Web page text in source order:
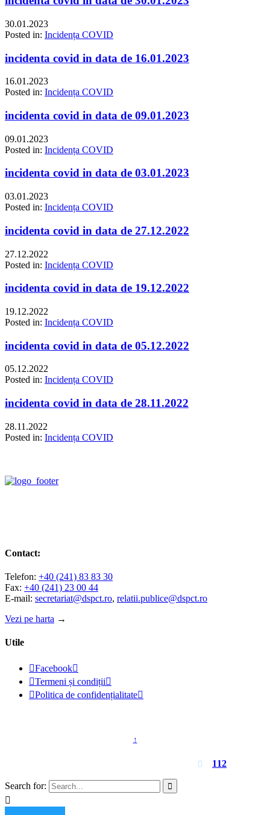
30.01.2023
Posted in: Incidența COVID
incidenta covid in data de 16.01.2023
16.01.2023
Posted in: Incidența COVID
incidenta covid in data de 09.01.2023
09.01.2023
Posted in: Incidența COVID
incidenta covid in data de 03.01.2023
03.01.2023
Posted in: Incidența COVID
incidenta covid in data de 27.12.2022
27.12.2022
Posted in: Incidența COVID
incidenta covid in data de 19.12.2022
19.12.2022
Posted in: Incidența COVID
incidenta covid in data de 05.12.2022
05.12.2022
Posted in: Incidența COVID
incidenta covid in data de 28.11.2022
28.11.2022
Posted in: Incidența COVID
Contact:
Telefon: +40 (241) 83 83 30
Fax: +40 (241) 23 00 44
E-mail: secretariat@dspct.ro, relatii.publice@dspct.ro
Vezi pe harta →
Utile
Facebook
Termeni și condiții
Politica de confidențialitate
↑
 112
Search for: 
